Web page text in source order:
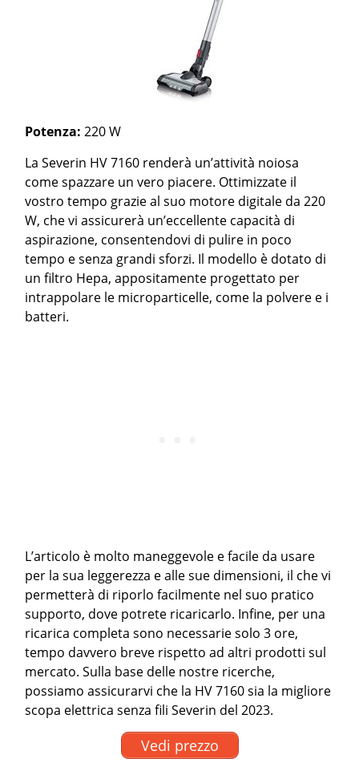
Potenza:220 W
La Severin HV 7160 renderà un’attività noiosa
come spazzare un vero piacere. Ottimizzate il
vostro tempo grazie al suo motore digitale da 220
W, che vi assicurerà un’eccellente capacità di
aspirazione, consentendovi di pulire in poco
tempo e senza grandi sforzi. Il modello è dotato di
un filtro Hepa, appositamente progettato per
intrappolare le microparticelle, come la polvere e i
batteri.
L’articolo è molto maneggevole e facile da usare
per la sua leggerezza e alle sue dimensioni, il che vi
permetterà di riporlo facilmente nel suo pratico
supporto, dove potrete ricaricarlo. Infine, per una
ricarica completa sono necessarie solo 3 ore,
tempo davvero breve rispetto ad altri prodotti sul
mercato. Sulla base delle nostre ricerche,
possiamo assicurarvi che la HV 7160 sia la migliore
scopa elettrica senza fili Severin del 2023.
Vedi prezzo